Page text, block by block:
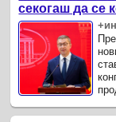
секогаш да се